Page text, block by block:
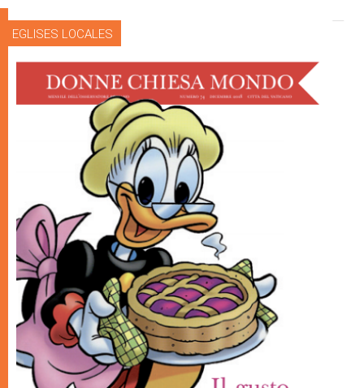
EGLISES LOCALES